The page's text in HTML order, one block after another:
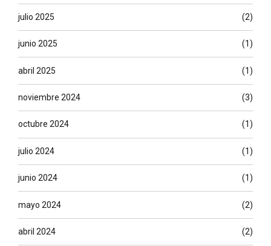
julio 2025 (2)
junio 2025 (1)
abril 2025 (1)
noviembre 2024 (3)
octubre 2024 (1)
julio 2024 (1)
junio 2024 (1)
mayo 2024 (2)
abril 2024 (2)